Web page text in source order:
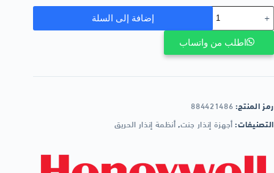
إضافة إلى السلة
اطلب من واتساب
رمز المنتج:884421486
التصنيفات:أجهزة إنذار جنت,أنظمة إنذار الحريق